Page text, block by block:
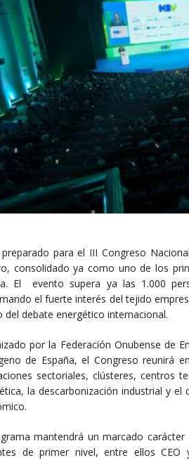
para el III Congreso
consolidado ya como uno de los
El evento supera ya las 1.000
el fuerte interés del tejido
del debate energético internacional.
por la Federación Onubense de
de España, el Congreso reunirá
sectoriales, clústeres, centros
la descarbonización industrial y
mantendrá un marcado
de primer nivel, entre ellos CEO